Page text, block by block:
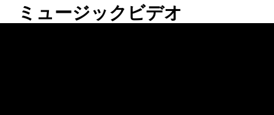
ミュージックビデオ